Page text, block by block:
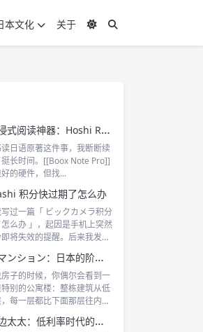
本文化 关于
日语沉浸式阅读神器：Hoshi Reader Android 与 Chimahon
日语原著这件事，我断断续
长时间。[[Boox Note Pro]]
的硬件，但找...
积分快过期了怎么办
过一篇「 ビックカメラ积分
么办 」，起因是手机上突然
将失效的提醒。后来我发
退台型マンション：日本的阶梯式露台公寓是什么
子的时候，你偶尔会看到一
别的公寓楼：整栋建筑从低
每一层都比下面那层往内缩
日本渡边太太：低利率时代的散户传奇